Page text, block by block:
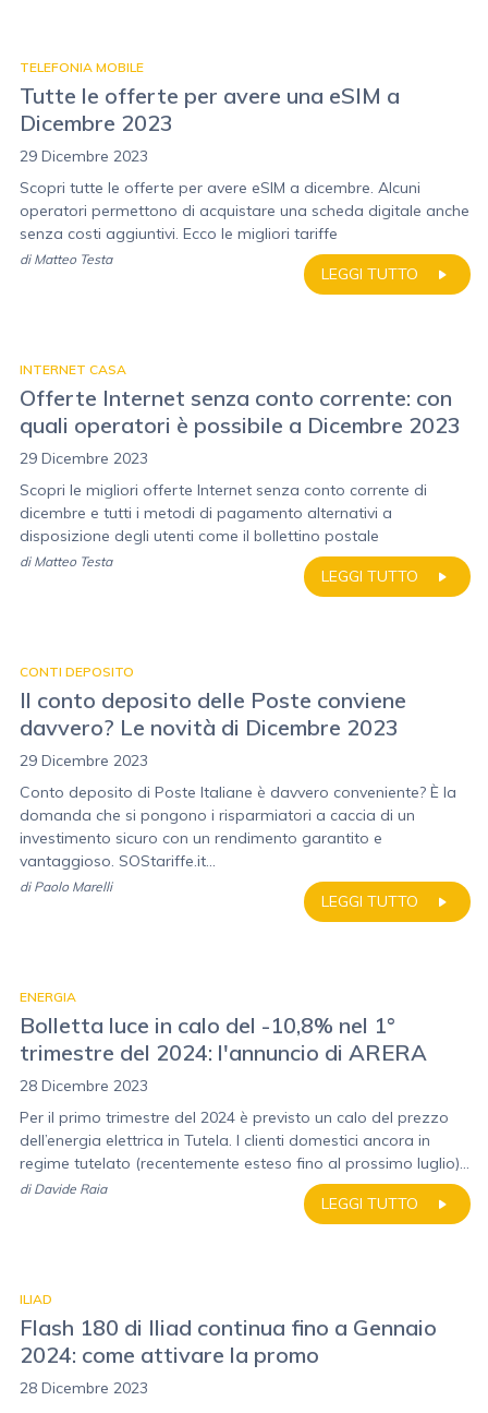
TELEFONIA MOBILE
Tutte le offerte per avere una eSIM a
Dicembre 2023
29 Dicembre 2023
Scopri tutte le offerte per avere eSIM a dicembre. Alcuni
operatori permettono di acquistare una scheda digitale anche
senza costi aggiuntivi. Ecco le migliori tariffe
LEGGI TUTTO
di Matteo Testa
INTERNET CASA
Offerte Internet senza conto corrente: con
quali operatori è possibile a Dicembre 2023
29 Dicembre 2023
Scopri le migliori offerte Internet senza conto corrente di
dicembre e tutti i metodi di pagamento alternativi a
disposizione degli utenti come il bollettino postale
LEGGI TUTTO
di Matteo Testa
CONTI DEPOSITO
Il conto deposito delle Poste conviene
davvero? Le novità di Dicembre 2023
29 Dicembre 2023
Conto deposito di Poste Italiane è davvero conveniente? È la
domanda che si pongono i risparmiatori a caccia di un
investimento sicuro con un rendimento garantito e
vantaggioso. SOStariffe.it...
LEGGI TUTTO
di Paolo Marelli
ENERGIA
Bolletta luce in calo del -10,8% nel 1°
trimestre del 2024: l'annuncio di ARERA
28 Dicembre 2023
Per il primo trimestre del 2024 è previsto un calo del prezzo
dell’energia elettrica in Tutela. I clienti domestici ancora in
regime tutelato (recentemente esteso fino al prossimo luglio)...
LEGGI TUTTO
di Davide Raia
ILIAD
Flash 180 di Iliad continua fino a Gennaio
2024: come attivare la promo
28 Dicembre 2023